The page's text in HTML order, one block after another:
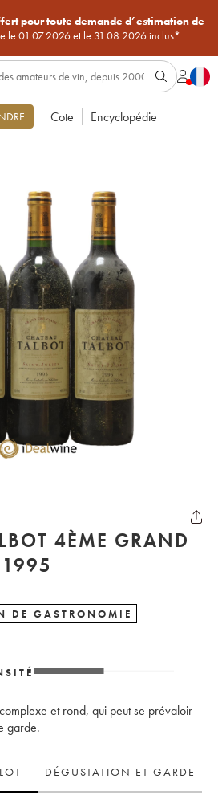
pour toute demande d’estimation de
le 01.07.2026 et le 31.08.2026 inclus*
Cote Encyclopédie
4ÈME GRAND
CRU CLASSÉ 1995
DE GASTRONOMIE
et rond, qui peut se prévaloir
garde.
DÉGUSTATION ET GARDE